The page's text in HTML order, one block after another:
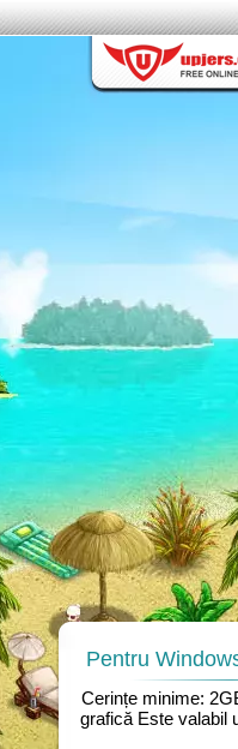
Pentru
Cerințe minime:
grafică Este valabil